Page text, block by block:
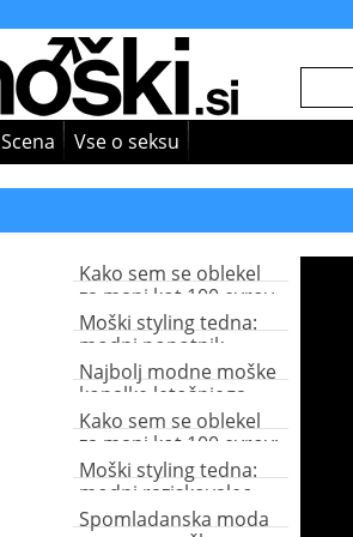
Scena Vse o seksu
Kako sem se oblekel
za manj kot 100 evrov
Moški styling tedna:
modni popotnik
Najbolj modne moške
kopalke letošnjega
poletja!
Kako sem se oblekel
za manj kot 100 evrov:
zabava ob morju
Moški styling tedna:
modni raziskovalec
Spomladanska moda